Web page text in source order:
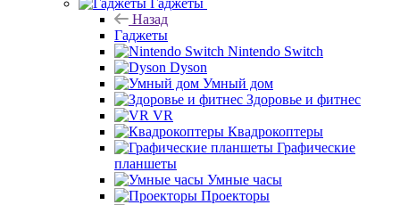
Гаджеты
Назад
Гаджеты
Nintendo Switch
Dyson
Умный дом
Здоровье и фитнес
VR
Квадрокоптеры
Графические
планшеты
Умные часы
Проекторы